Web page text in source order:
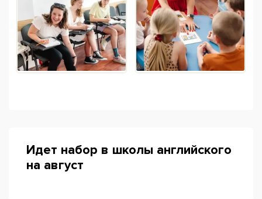
Идет набор в школы английского
на август